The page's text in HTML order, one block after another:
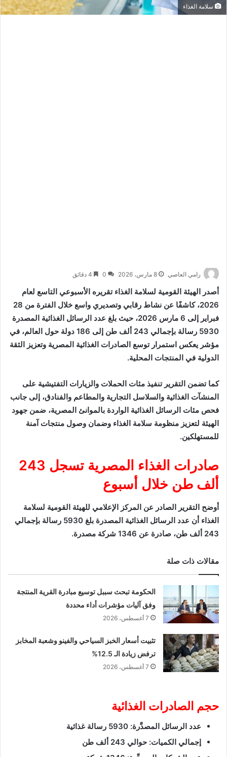
سلامة الغذاء
رامي العاصي 8 مارس، 2026 0
أصدر الهيئة القومية لسلامة الغذاء تقريره الأسبوعي التاسع لعام
2026، كاشفًا عن نشاط رقابي وتصديري واسع خلال الفترة من 28
فبراير إلى 6 مارس 2026، حيث بلغ عدد الرسائل الغذائية المصدرة
5930 رسالة بإجمالي 243 ألف طن إلى 186 دولة حول العالم، في
مؤشر يعكس استمرار توسع الصادرات الغذائية المصرية وتعزيز الثقة
الدولية في المنتجات المحلية.
كما تضمن التقرير تنفيذ مئات الحملات والزيارات التفتيشية على
المنشآت الغذائية والسلاسل التجارية والمطاعم والفنادق، إلى جانب
فحص مئات الرسائل الغذائية الواردة بالموانئ المصرية، ضمن جهود
الهيئة لتعزيز منظومة سلامة الغذاء وضمان وصول منتجات آمنة
للمستهلكين.
صادرات الغذاء المصرية تسجل 243
ألف طن خلال أسبوع
أوضح التقرير الصادر عن المركز الإعلامي للهيئة القومية لسلامة
الغذاء أن عدد الرسائل الغذائية المصدرة بلغ 5930 رسالة بإجمالي
243 ألف طن، صادرة عن 1346 شركة مصدرة.
مقالات ذات صلة
الحكومة تبحث سببل توسيع مبادرة القرية المنتجة
وفق آليات مؤشرات أداء محددة
7 أغسطس، 2026
تثبيت أسعار الخبز السياحي والفينو وشعبة المخابز
ترفض زيادة الـ 12.5%
7 أغسطس، 2026
حجم الصادرات الغذائية
عدد الرسائل المصدَّرة: 5930 رسالة غذائية
إجمالي الكميات: حوالي 243 ألف طن